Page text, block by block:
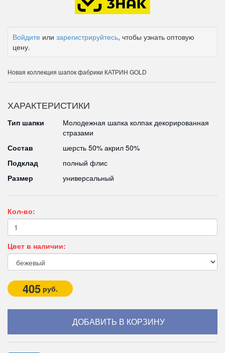
Войдите или зарегистрируйтесь, чтобы узнать оптовую
цену.
Новая коллекция шапок фабрики КАТРИН GOLD
ХАРАКТЕРИСТИКИ
Тип шапки
Молодежная шапка колпак декорированная
стразами
Состав
шерсть 50% акрил 50%
Подклад
полный флис
Размер
универсальный
Кол-во:
Цвет в наличии:
405 руб.